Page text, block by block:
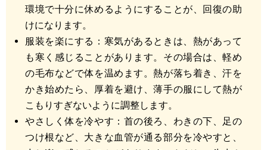
環境で十分に休めるようにすることが、回復の助
けになります。
服装を楽にする：寒気があるときは、熱があって
も寒く感じることがあります。その場合は、軽め
の毛布などで体を温めます。熱が落ち着き、汗を
かき始めたら、厚着を避け、薄手の服にして熱が
こもりすぎないように調整します。
やさしく体を冷やす：首の後ろ、わきの下、足の
つけ根など、大きな血管が通る部分を冷やすと、